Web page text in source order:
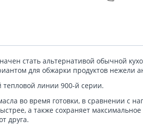
стать альтернативой обычной
для обжарки продуктов нежели
линии 900-й серии.
во время готовки, в сравнении с
а также сохраняет
друга.